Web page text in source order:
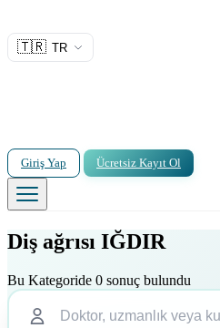
🇹🇷 TR
Giriş Yap Ücretsiz Kayıt Ol
Diş ağrısı IĞDIR
Bu Kategoride 0 sonuç bulundu